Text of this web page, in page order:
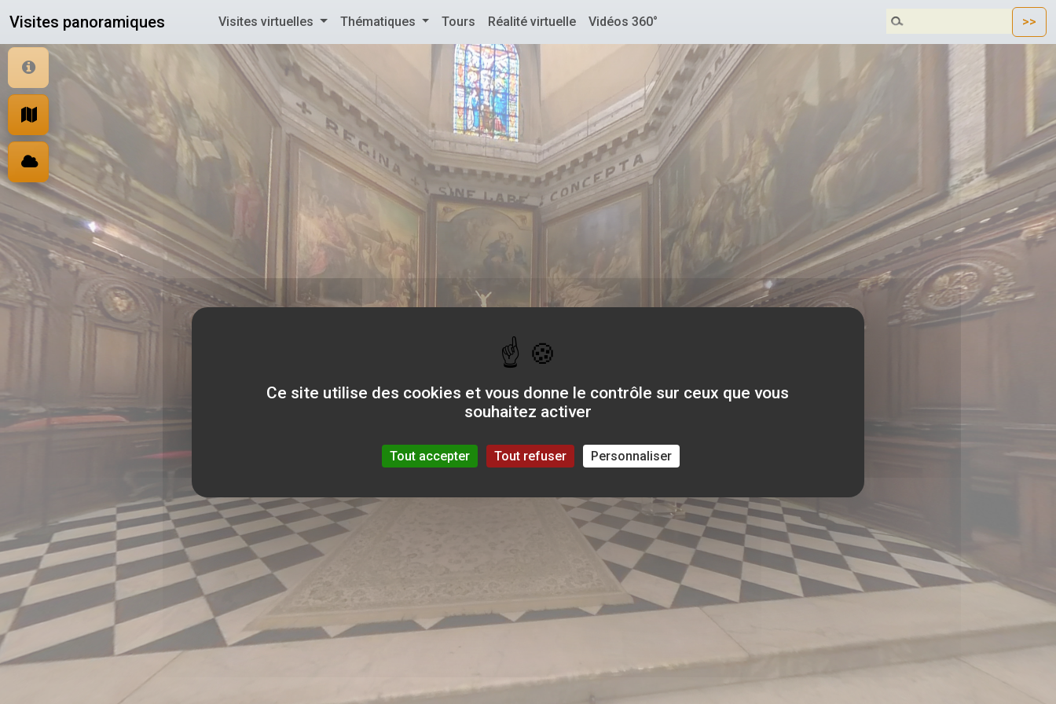
Visites panoramiques Visites virtuelles Thématiques Tours Réalité virtuelle Vidéos 360°
Ce site utilise des cookies et vous donne le contrôle sur ceux que vous
souhaitez activer
Tout accepter Tout refuser Personnaliser